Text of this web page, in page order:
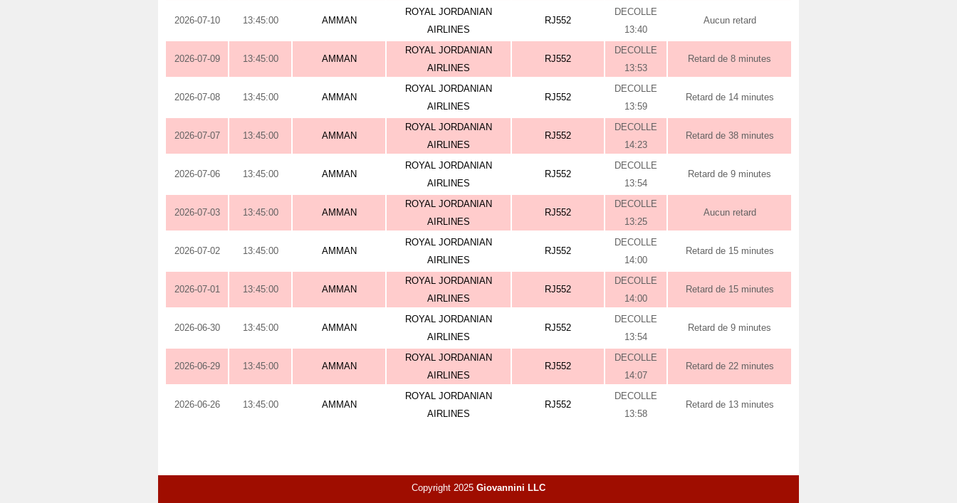
2026-07-10 13:45:00 AMMAN
ROYAL JORDANIAN
AIRLINES
RJ552
DECOLLE
13:40
Aucun retard
2026-07-09 13:45:00 AMMAN
ROYAL JORDANIAN
AIRLINES
RJ552
DECOLLE
13:53
Retard de 8 minutes
2026-07-08 13:45:00 AMMAN
ROYAL JORDANIAN
AIRLINES
RJ552
DECOLLE
13:59
Retard de 14 minutes
2026-07-07 13:45:00 AMMAN
ROYAL JORDANIAN
AIRLINES
RJ552
DECOLLE
14:23
Retard de 38 minutes
2026-07-06 13:45:00 AMMAN
ROYAL JORDANIAN
AIRLINES
RJ552
DECOLLE
13:54
Retard de 9 minutes
2026-07-03 13:45:00 AMMAN
ROYAL JORDANIAN
AIRLINES
RJ552
DECOLLE
13:25
Aucun retard
2026-07-02 13:45:00 AMMAN
ROYAL JORDANIAN
AIRLINES
RJ552
DECOLLE
14:00
Retard de 15 minutes
2026-07-01 13:45:00 AMMAN
ROYAL JORDANIAN
AIRLINES
RJ552
DECOLLE
14:00
Retard de 15 minutes
2026-06-30 13:45:00 AMMAN
ROYAL JORDANIAN
AIRLINES
RJ552
DECOLLE
13:54
Retard de 9 minutes
2026-06-29 13:45:00 AMMAN
ROYAL JORDANIAN
AIRLINES
RJ552
DECOLLE
14:07
Retard de 22 minutes
2026-06-26 13:45:00 AMMAN
ROYAL JORDANIAN
AIRLINES
RJ552
DECOLLE
13:58
Retard de 13 minutes
Copyright 2025 Giovannini LLC